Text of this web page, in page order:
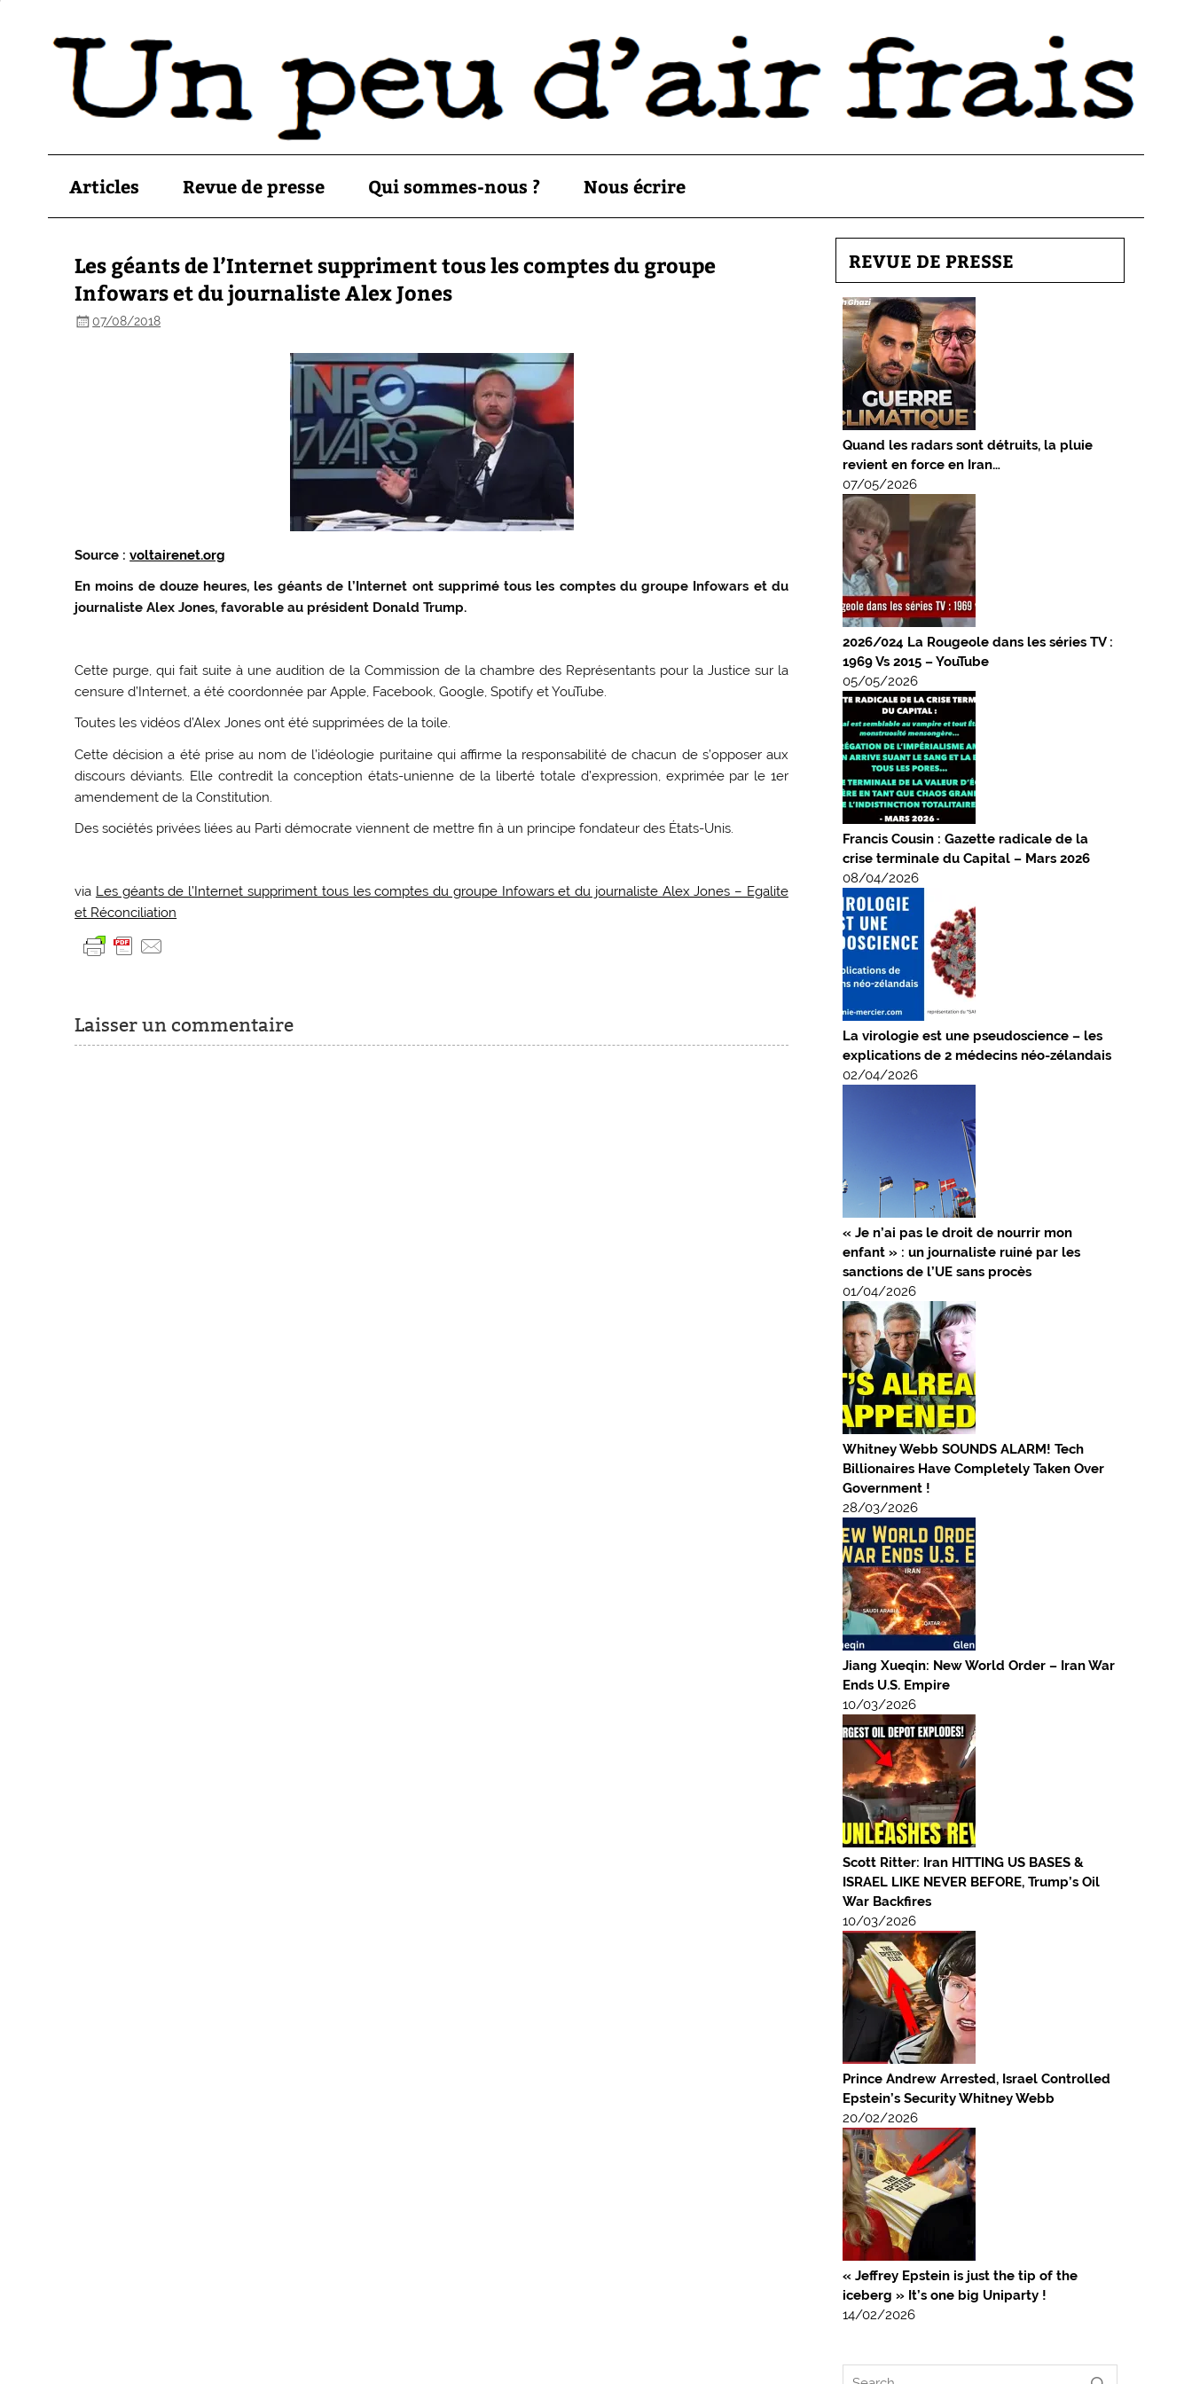
Articles Revue de presse Qui sommes-nous ? Nous écrire
Les géants de l’Internet suppriment tous les comptes du groupe
Infowars et du journaliste Alex Jones
07/08/2018
Source :voltairenet.org
En moins de douze heures, les géants de l’Internet ont supprimé tous les comptes du groupe Infowars et du
journaliste Alex Jones, favorable au président Donald Trump.
Cette purge, qui fait suite à une audition de la Commission de la chambre des Représentants pour la Justice sur la
censure d’Internet, a été coordonnée par Apple, Facebook, Google, Spotify et YouTube.
Toutes les vidéos d’Alex Jones ont été supprimées de la toile.
Cette décision a été prise au nom de l’idéologie puritaine qui affirme la responsabilité de chacun de s’opposer aux
discours déviants. Elle contredit la conception états-unienne de la liberté totale d’expression, exprimée par le 1er
amendement de la Constitution.
Des sociétés privées liées au Parti démocrate viennent de mettre fin à un principe fondateur des États-Unis.
via Les géants de l’Internet suppriment tous les comptes du groupe Infowars et du journaliste Alex Jones – Egalite
et Réconciliation
Laisser un commentaire
REVUE DE PRESSE
Quand les radars sont détruits, la pluie
revient en force en Iran…
07/05/2026
2026/024 La Rougeole dans les séries TV :
1969 Vs 2015 – YouTube
05/05/2026
Francis Cousin : Gazette radicale de la
crise terminale du Capital – Mars 2026
08/04/2026
La virologie est une pseudoscience – les
explications de 2 médecins néo-zélandais
02/04/2026
« Je n’ai pas le droit de nourrir mon
enfant » : un journaliste ruiné par les
sanctions de l’UE sans procès
01/04/2026
Whitney Webb SOUNDS ALARM! Tech
Billionaires Have Completely Taken Over
Government !
28/03/2026
Jiang Xueqin: New World Order – Iran War
Ends U.S. Empire
10/03/2026
Scott Ritter: Iran HITTING US BASES &
ISRAEL LIKE NEVER BEFORE, Trump’s Oil
War Backfires
10/03/2026
Prince Andrew Arrested, Israel Controlled
Epstein’s Security Whitney Webb
20/02/2026
« Jeffrey Epstein is just the tip of the
iceberg » It’s one big Uniparty !
14/02/2026